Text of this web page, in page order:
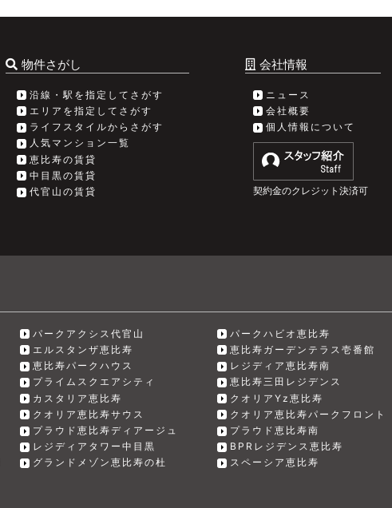
物件さがし
沿線・駅を指定してさがす
エリアを指定してさがす
ライフスタイルからさがす
人気マンション一覧
恵比寿の賃貸
中目黒の賃貸
代官山の賃貸
会社情報
ニュース
会社概要
個人情報について
契約金のクレジット決済可
パークアクシス代官山
パークハビオ恵比寿
エルスタンザ恵比寿
恵比寿ガーデンテラス壱番館
恵比寿パークハウス
レジディア恵比寿南
プライムスクエアシティ
恵比寿三田レジデンス
カスタリア恵比寿
クオリアYz恵比寿
クオリア恵比寿サウス
クオリア恵比寿パークフロント
プラウド恵比寿ディアージュ
プラウド恵比寿南
レジディアタワー中目黒
BPRレジデンス恵比寿
グランドメゾン恵比寿の杜 スペーシア恵比寿